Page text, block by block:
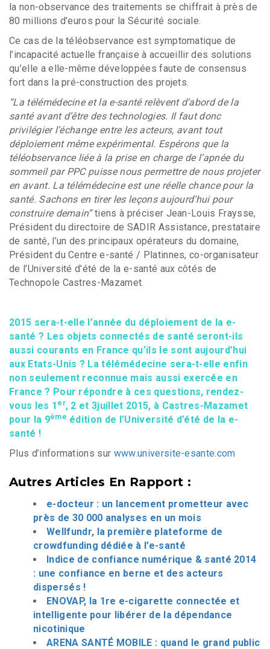
la non-observance des traitements se chiffrait à près de
80 millions d’euros pour la Sécurité sociale.
Ce cas de la téléobservance est symptomatique de
l’incapacité actuelle française à accueillir des solutions
qu’elle a elle-même développées faute de consensus
fort dans la pré-construction des projets.
“La télémédecine et la e-santé relèvent d’abord de la
santé avant d’être des technologies. Il faut donc
privilégier l’échange entre les acteurs, avant tout
déploiement même expérimental. Espérons que la
téléobservance liée à la prise en charge de l’apnée du
sommeil par PPC puisse nous permettre de nous projeter
en avant. La télémédecine est une réelle chance pour la
santé. Sachons en tirer les leçons aujourd’hui pour
construire demain”tiens à préciser Jean-Louis Fraysse,
Président du directoire de SADIR Assistance, prestataire
de santé, l’un des principaux opérateurs du domaine,
Président du Centre e-santé / Platinnes, co-organisateur
de l’Université d’été de la e-santé aux côtés de
Technopole Castres-Mazamet.
2015 sera-t-elle l’année du déploiement de la e-
santé ? Les objets connectés de santé seront-ils
aussi courants en France qu’ils le sont aujourd’hui
aux Etats-Unis ? La télémédecine sera-t-elle enfin
non seulement reconnue mais aussi exercée en
France ? Pour répondre à ces questions, rendez-
vous les 1 er, 2 et 3juillet 2015, à Castres-Mazamet
pour la 9ème édition de l’Université d’été de la e-
santé !
Plus d’informations sur www.universite-esante.com
Autres Articles En Rapport :
e-docteur : un lancement prometteur avec
près de 30 000 analyses en un mois
Wellfundr, la première plateforme de
crowdfunding dédiée à l’e-santé
Indice de confiance numérique & santé 2014
: une confiance en berne et des acteurs
dispersés !
ENOVAP, la 1re e-cigarette connectée et
intelligente pour libérer de la dépendance
nicotinique
ARENA SANTÉ MOBILE : quand le grand public